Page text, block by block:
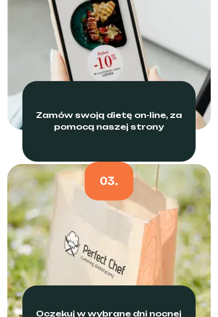
Zamów swoją dietę on-line, za
pomocą naszej strony
03.
Oczekuj w wybrane dni nocnej